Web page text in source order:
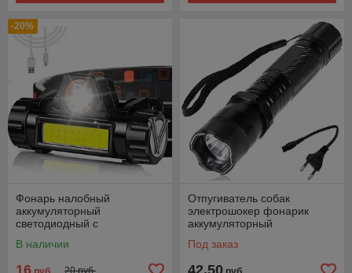
-20%
Фонарь налобный
аккумуляторный
светодиодный с
В наличии
16 20 руб.
Отпугиватель собак
электрошокер фонарик
аккумуляторный
Под заказ
42,50